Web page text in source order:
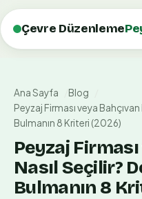
Çevre Düzenleme
Ana Sayfa
Blog
Peyzaj Firması veya Bahçıvan
Bulmanın 8 Kriteri (2026)
Peyzaj
Nasıl Seçilir?
Bulmanın 8